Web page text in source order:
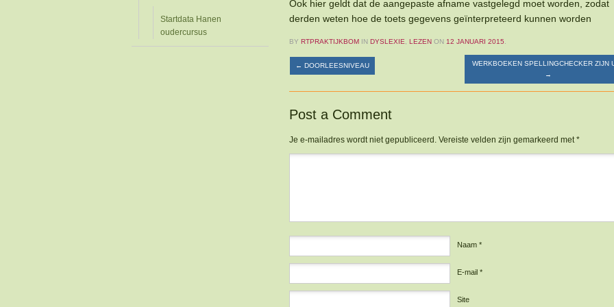
Startdata Hanen
oudercursus
Ook hier geldt dat de aangepaste afname vastgelegd moet worden, zodat
derden weten hoe de toets gegevens geïnterpreteerd kunnen worden
BY RTPRAKTIJKBOM IN DYSLEXIE LEZEN ON 12 JANUARI 2015
← DOORLEESNIVEAU
WERKBOEKEN SPELLINGCHECKER ZIJN
→
Post a Comment
Je e-mailadres wordt niet gepubliceerd. Vereiste velden zijn gemarkeerd met*
Naam *
E-mail *
Site